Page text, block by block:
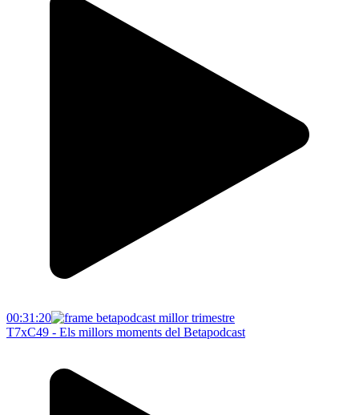
00:31:20
T7xC49 - Els millors moments del Betapodcast